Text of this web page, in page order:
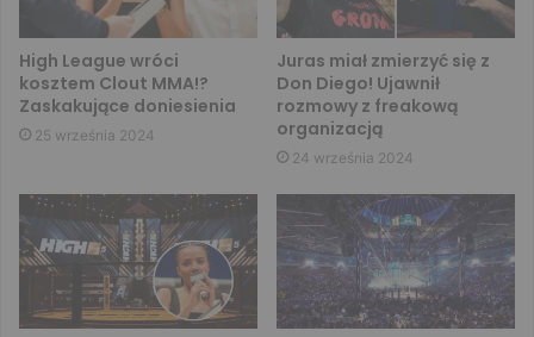
High League wróci
kosztem Clout MMA!?
Zaskakujące doniesienia
25 września 2024
Juras miał zmierzyć się z
Don Diego! Ujawnił
rozmowy z freakową
organizacją
24 września 2024